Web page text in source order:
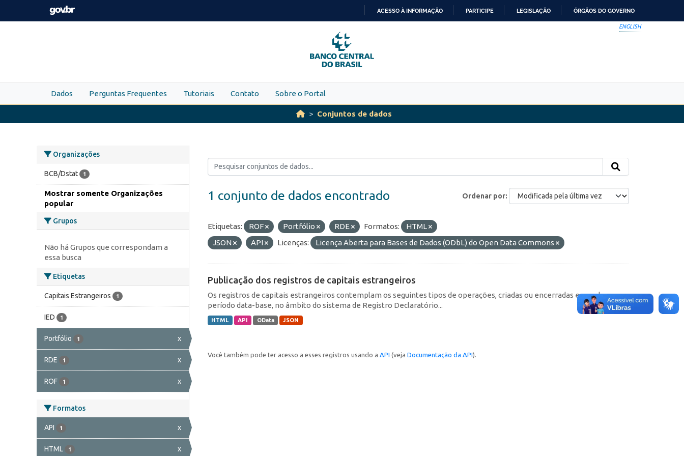
Skip to main content
PARA
O
CONTEÚDO
ACESSO À INFORMAÇÃO PARTICIPE LEGISLAÇÃO ÓRGÃOS DO GOVERNO
ENGLISH
Dados Perguntas Frequentes Tutoriais Contato Sobre o Portal
Conjuntos de dados
Organizações
BCB/Dstat 1
Mostrar somente Organizações
popular
Grupos
Não há Grupos que correspondam a
essa busca
Etiquetas
Capitais Estrangeiros 1
IED 1
Portfólio 1 x
RDE 1 x
ROF 1 x
Formatos
API 1 x
HTML 1 x
Ordenar por
1 conjunto de dados encontrado
Etiquetas: ROF Portfólio RDE Formatos:
HTML
JSON
API Licenças: Licença Aberta para Bases de Dados (ODbL) do Open Data Commons
Publicação dos registros de capitais estrangeiros
Os registros de capitais estrangeiros contemplam os seguintes tipos de operações, criadas ou encerradas em cada
período data-base, no âmbito do sistema de Registro Declaratório...
HTML API OData JSON
Você também pode ter acesso a esses registros usando a API (veja Documentação da API).